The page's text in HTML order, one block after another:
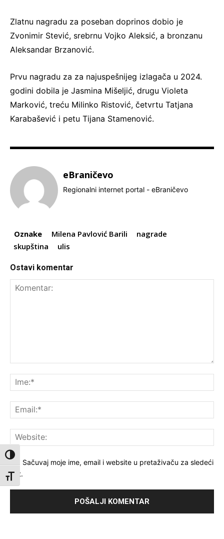
Toggle High Contrast
Toggle Font size
Zlatnu nagradu za poseban doprinos dobio je
Zvonimir Stević, srebrnu Vojko Aleksić, a bronzanu
Aleksandar Brzanović.
Prvu nagradu za za najuspešnijeg izlagača u 2024.
godini dobila je Jasmina Mišeljić, drugu Violeta
Marković, treću Milinko Ristović, četvrtu Tatjana
Karabašević i petu Tijana Stamenović.
eBraničevo
Regionalni internet portal - eBraničevo
Oznake Milena Pavlović Barili
nagrade
skupština
ulis
Ostavi komentar
Sačuvaj moje ime, email i website u pretaživaču za sledeći
put.